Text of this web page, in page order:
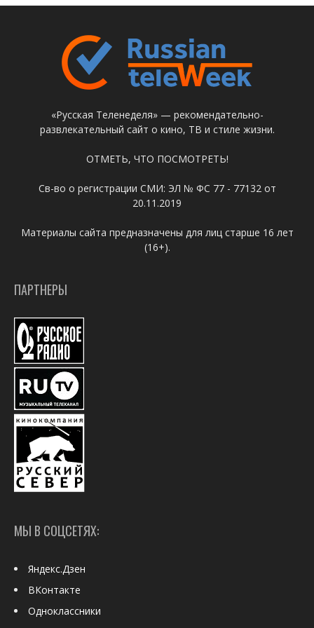
«Русская Теленеделя» — рекомендательно-
развлекательный сайт о кино, ТВ и стиле жизни.
ОТМЕТЬ, ЧТО ПОСМОТРЕТЬ!
Св-во о регистрации СМИ: ЭЛ № ФС 77 - 77132 от
20.11.2019
Материалы сайта предназначены для лиц старше 16 лет
(16+).
ПАРТНЕРЫ
МЫ В СОЦСЕТЯХ:
Яндекс.Дзен
ВКонтакте
Одноклассники